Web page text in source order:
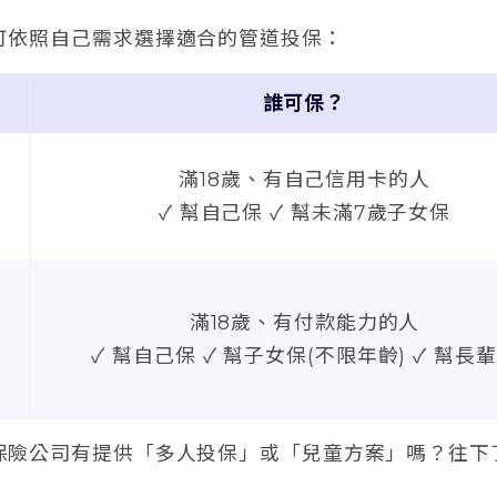
照自己需求選擇適合的管道投保：
誰可保？
滿18歲、有自己信用卡的人
✓ 幫自己保 ✓ 幫未滿7歲子女保
滿18歲、有付款能力的人
✓ 幫自己保 ✓ 幫子女保(不限年齡) ✓ 幫長
公司有提供「多人投保」或「兒童方案」嗎？往下